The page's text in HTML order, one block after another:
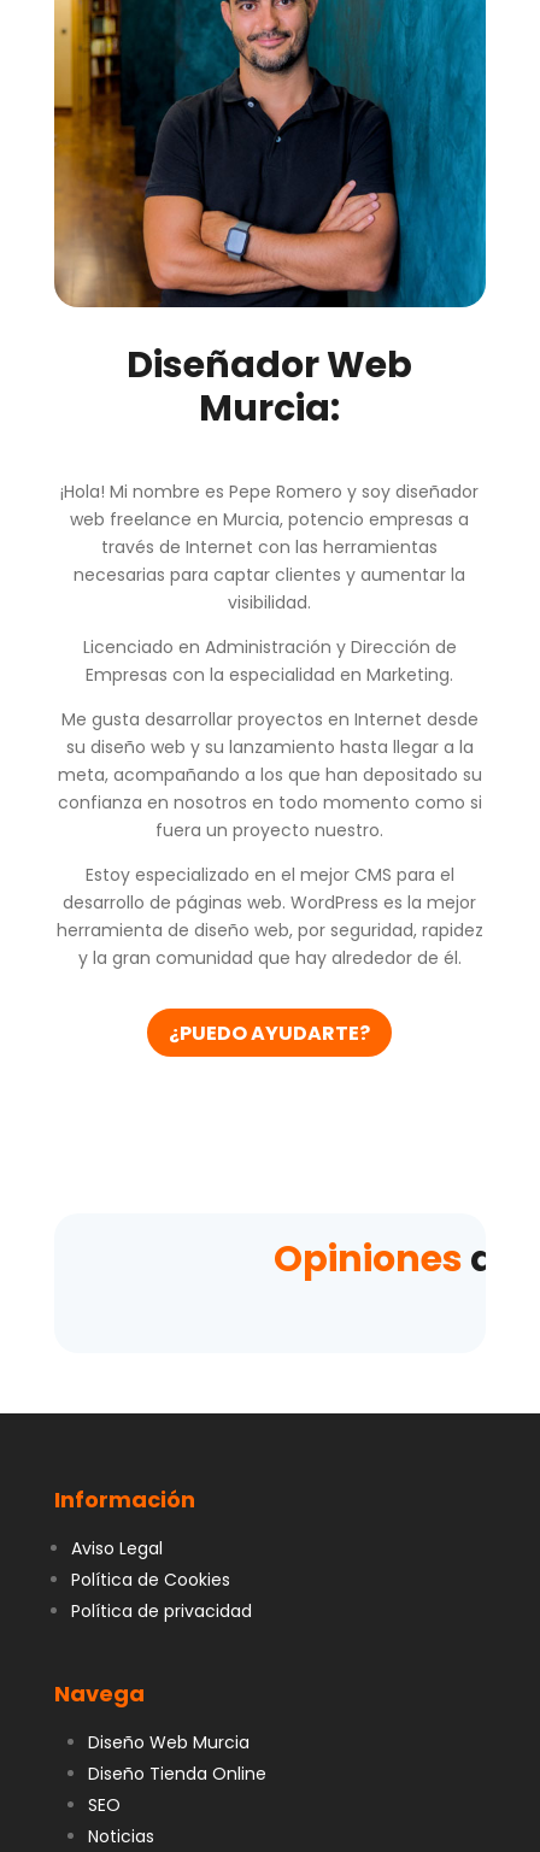
Diseñador Web
Murcia:
¡Hola! Mi nombre es Pepe Romero y soy diseñador
web freelance en Murcia, potencio empresas a
través de Internet con las herramientas
necesarias para captar clientes y aumentar la
visibilidad.
Licenciado en Administración y Dirección de
Empresas con la especialidad en Marketing.
Me gusta desarrollar proyectos en Internet desde
su diseño web y su lanzamiento hasta llegar a la
meta, acompañando a los que han depositado su
confianza en nosotros en todo momento como si
fuera un proyecto nuestro.
Estoy especializado en el mejor CMS para el
desarrollo de páginas web. WordPress es la mejor
herramienta de diseño web, por seguridad, rapidez
y la gran comunidad que hay alrededor de él.
¿PUEDO AYUDARTE?
Opinionesde
Información
Aviso Legal
Política de Cookies
Política de privacidad
Navega
Diseño Web Murcia
Diseño Tienda Online
SEO
Noticias